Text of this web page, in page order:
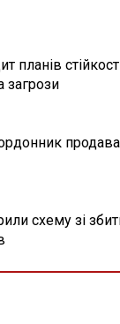
планів
загрози
схему зі